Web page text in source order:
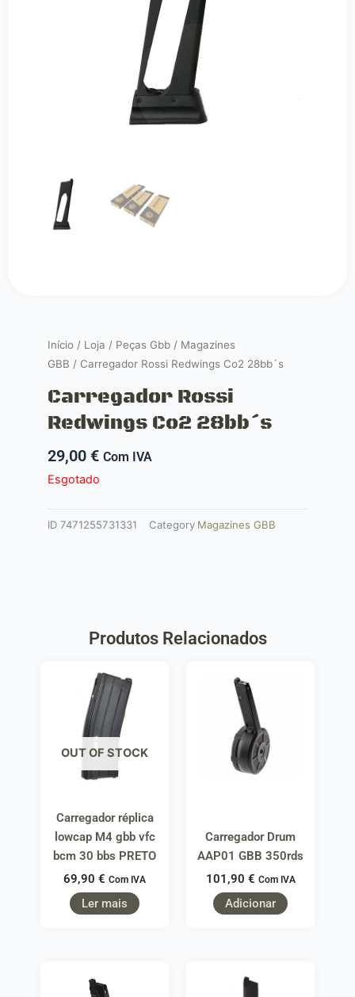
Início / Loja / Peças Gbb / Magazines
GBB / Carregador Rossi Redwings Co2 28bb´s
Carregador Rossi
Redwings Co2 28bb´s
29,00 € Com IVA
Esgotado
ID 7471255731331 Category Magazines GBB
Produtos Relacionados
OUT OF STOCK
Carregador réplica
lowcap M4 gbb vfc
bcm 30 bbs PRETO
69,90 € Com IVA
Ler mais
Carregador Drum
AAP01 GBB 350rds
101,90 € Com IVA
Adicionar